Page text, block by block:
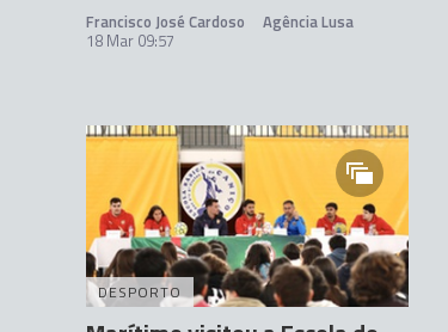
Francisco José Cardoso
Agência Lusa
18 Mar 09:57
DESPORTO